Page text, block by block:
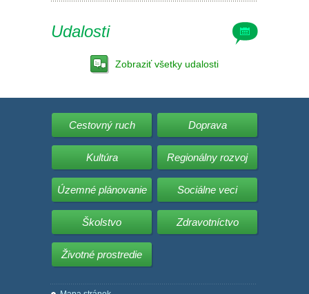
Udalosti
Zobraziť všetky udalosti
Cestovný ruch Doprava
Kultúra Regionálny rozvoj
Územné plánovanie Sociálne veci
Školstvo Zdravotníctvo
Životné prostredie